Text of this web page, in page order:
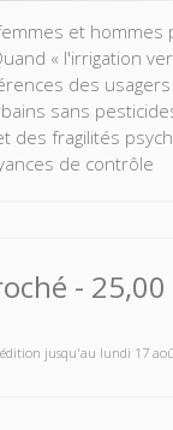
et hommes
« l'irrigation
des
sans
des fragilités
de contrôle
- 25,00
jusqu'au lundi 17